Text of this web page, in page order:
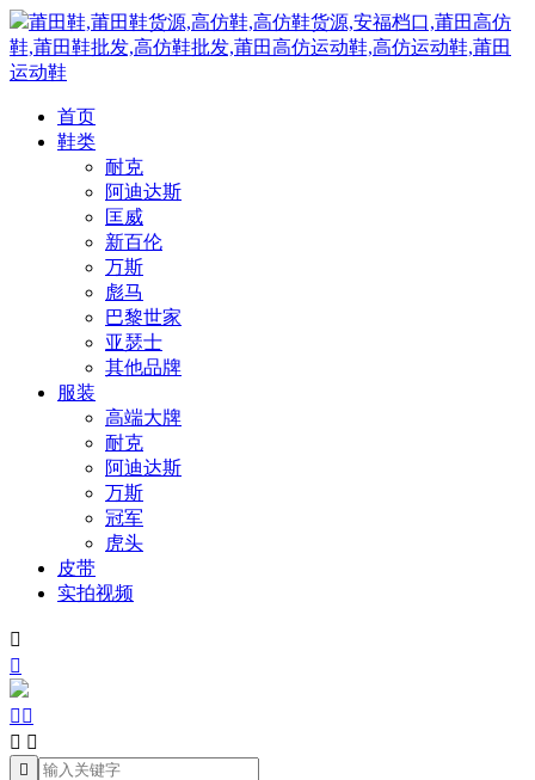
莆田鞋,莆田鞋货源,高仿鞋,高仿鞋货源,安福档口,莆田高仿
鞋,莆田鞋批发,高仿鞋批发,莆田高仿运动鞋,高仿运动鞋,莆田
运动鞋
首页
鞋类
耐克
阿迪达斯
匡威
新百伦
万斯
彪马
巴黎世家
亚瑟士
其他品牌
服装
高端大牌
耐克
阿迪达斯
万斯
冠军
虎头
皮带
实拍视频


 
 
